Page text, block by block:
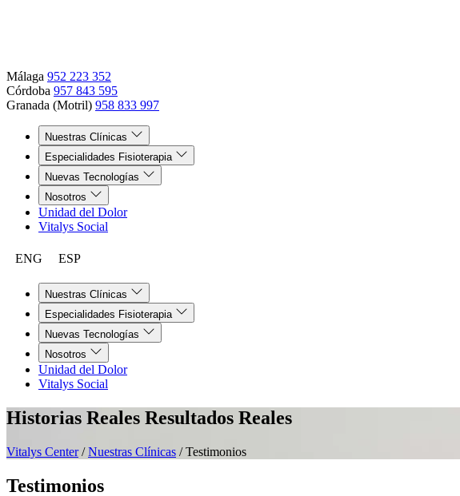
Málaga 952 223 352
Córdoba 957 843 595
Granada (Motril) 958 833 997
Nuestras Clínicas
Especialidades Fisioterapia
Nuevas Tecnologías
Nosotros
Unidad del Dolor
Vitalys Social
ENG ESP
Nuestras Clínicas
Especialidades Fisioterapia
Nuevas Tecnologías
Nosotros
Unidad del Dolor
Vitalys Social
Historias Reales Resultados Reales
Vitalys Center / Nuestras Clínicas /Testimonios
Testimonios